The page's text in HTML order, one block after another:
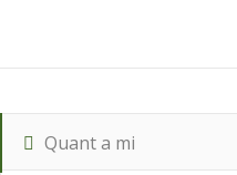
Quant a mi